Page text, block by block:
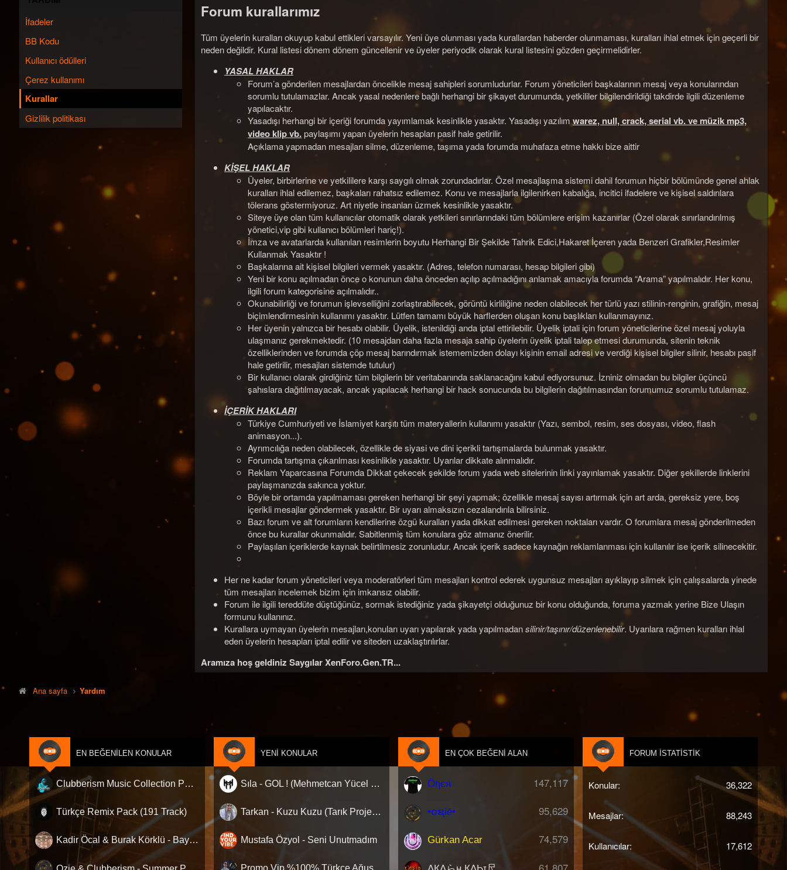
İfadeler
BB Kodu
Kullanıcı ödülleri
Çerez kullanımı
Kurallar
Gizlilik politikası
Forum kurallarımız
Tüm üyelerin kuralları okuyup kabul ettikleri varsayılır. Yeni üye olunması yada kurallardan haberder olunmaması, kuralları ihlal etmek için geçerli bir
neden değildir. Kural listesi dönem dönem güncellenir ve üyeler periyodik olarak kural listesini gözden geçirmelidirler.
YASAL HAKLAR
Forum’a gönderilen mesajlardan öncelikle mesaj sahipleri sorumludurlar. Forum yöneticileri başkalarının mesaj veya konularından
sorumlu tutulamazlar. Ancak yasal nedenlere bağlı herhangi bir şikayet durumunda, yetkililer bilgilendirildiği takdirde ilgili düzenleme
yapılacaktır.
Yasadışı herhangi bir içeriği forumda yayımlamak kesinlikle yasaktır. Yasadışı yazılımwarez, null, crack, serial vb. ve müzik mp3,
video klip vb.paylaşımı yapan üyelerin hesapları pasif hale getirilir.
Açıklama yapmadan mesajları silme, düzenleme, taşıma yada forumda muhafaza etme hakkı bize aittir
KİŞEL HAKLAR
Üyeler, birbirlerine ve yetkililere karşı saygılı olmak zorundadırlar. Özel mesajlaşma sistemi dahil forumun hiçbir bölümünde genel ahlak
kuralları ihlal edilemez, başkaları rahatsız edilemez. Konu ve mesajlarla ilgilenirken kabalığa, incitici ifadelere ve kişisel saldırılara
tölerans göstermiyoruz. Art niyetle insanları üzmek kesinlikle yasaktır.
Siteye üye olan tüm kullanıcılar otomatik olarak yetkileri sınırlarındaki tüm bölümlere erişim kazanırlar (Özel olarak sınırlandırılmış
yönetici,vip gibi kullanıcı bölümleri hariç!).
İmza ve avatarlarda kullanılan resimlerin boyutu Herhangi Bir Şekilde Tahrik Edici,Hakaret İçeren yada Benzeri Grafikler,Resimler
Kullanmak Yasaktır !
Başkalarına ait kişisel bilgileri vermek yasaktır. (Adres, telefon numarası, hesap bilgileri gibi)
Yeni bir konu açılmadan önce o konunun daha önceden açılıp açılmadığını anlamak amacıyla forumda “Arama” yapılmalıdır. Her konu,
ilgili forum kategorisine açılmalıdır..
Okunabilirliği ve forumun işlevselliğini zorlaştırabilecek, görüntü kirliliğine neden olabilecek her türlü yazı stilinin-renginin, grafiğin, mesaj
biçimlendirmesinin kullanımı yasaktır. Lütfen tamamı büyük harflerden oluşan konu başlıkları kullanmayınız.
Her üyenin yalnızca bir hesabı olabilir. Üyelik, istenildiği anda iptal ettirilebilir. Üyelik iptali için forum yöneticilerine özel mesaj yoluyla
ulaşmanız gerekmektedir. (10 mesajdan daha fazla mesaja sahip üyelerin üyelik iptali talep etmesi durumunda, sitenin teknik
özelliklerinden ve forumda çöp mesaj barındırmak istememizden dolayı kişinin email adresi ve verdiği kişisel bilgiler silinir, hesabı pasif
hale getirilir, mesajları sistemde tutulur)
Bir kullanıcı olarak girdiğiniz tüm bilgilerin bir veritabanında saklanacağını kabul ediyorsunuz. İzniniz olmadan bu bilgiler üçüncü
şahıslara dağıtılmayacak, ancak yapılacak herhangi bir hack sonucunda bu bilgilerin dağıtılmasından forumumuz sorumlu tutulamaz.
İÇERİK HAKLARI
Türkiye Cumhuriyeti ve İslamiyet karşıtı tüm materyallerin kullanımı yasaktır (Yazı, sembol, resim, ses dosyası, video, flash
animasyon...).
Ayrımcılığa neden olabilecek, özellikle de siyasi ve dini içerikli tartışmalarda bulunmak yasaktır.
Forumda tartışma çıkarılması kesinlikle yasaktır. Uyarılar dikkate alınmalıdır.
Reklam Yaparcasına Forumda Dikkat çekecek şekilde forum yada web sitelerinin linki yayınlamak yasaktır. Diğer şekillerde linklerini
paylaşmanızda sakınca yoktur.
Böyle bir ortamda yapılmaması gereken herhangi bir şeyi yapmak; özellikle mesaj sayısı artırmak için art arda, gereksiz yere, boş
içerikli mesajlar göndermek yasaktır. Bir uyarı almaksızın cezalandırıla bilirsiniz.
Bazı forum ve alt forumların kendilerine özgü kuralları yada dikkat edilmesi gereken noktaları vardır. O forumlara mesaj gönderilmeden
önce bu kurallar okunmalıdır. Sabitlenmiş tüm konulara göz atmanız önerilir.
Paylaşılan içeriklerde kaynak belirtilmesiz zorunludur. Ancak içerik sadece kaynağın reklamlanması için kullanılır ise içerik silinecekitir.
Her ne kadar forum yöneticileri veya moderatörleri tüm mesajları kontrol ederek uygunsuz mesajları ayıklayıp silmek için çalışsalarda yinede
tüm mesajları incelemek bizim için imkansız olabilir.
Forum ile ilgili tereddüte düştüğünüz, sormak istediğiniz yada şikayetçi olduğunuz bir konu olduğunda, foruma yazmak yerine Bize Ulaşın
formunu kullanınız.
Kurallara uymayan üyelerin mesajları,konuları uyarı yapılarak yada yapılmadansilinir/taşınır/düzenlenebilir. Uyarılara rağmen kuralları ihlal
eden üyelerin hesapları iptal edilir ve siteden uzaklaştırılırlar.
Aramıza hoş geldiniz Saygılar XenForo.Gen.TR...
Ana sayfa Yardım
EN BEĞENILEN KONULAR
Clubberism Music Collection Pack Vol. 4 | by ʍ͝ʌʀco͜ ʌɴϯσɴio ҇
Türkçe Remix Pack (191 Track)
Kadir Öcal & Burak Körklü - Bayrama Özel Pack
YENI KONULAR
Sıla - GOL ! (Mehmetcan Yücel X Hazar Alakuştekin Remix)
Tarkan - Kuzu Kuzu (Tarık Project Edit)
Mustafa Özyol - Seni Unutmadım
EN ÇOK BEĞENI ALAN
147,117
Öηєя
95,629
•໐ຊiē•
74,579
Gürkan Acar
61,807
FORUM İSTATISTIK
Konular 36,322
Mesajlar 88,243
Kullanıcılar 17,612